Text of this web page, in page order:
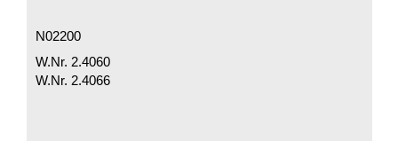
N02200
W.Nr. 2.4060
W.Nr. 2.4066